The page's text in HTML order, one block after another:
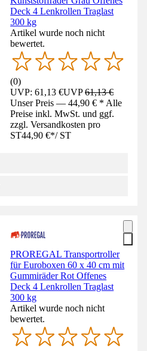
Deck 4 Lenkrollen Traglast
300 kg
Artikel wurde noch nicht
bewertet.
(0)
UVP: 61,13 €UVP61,13 €
Unser Preis — 44,90 € * Alle
Preise inkl. MwSt. und ggf.
zzgl. Versandkosten pro
ST44,90 €*/ ST
PROREGAL Transportroller
für Euroboxen 60 x 40 cm mit
Gummiräder Rot Offenes
Deck 4 Lenkrollen Traglast
300 kg
Artikel wurde noch nicht
bewertet.